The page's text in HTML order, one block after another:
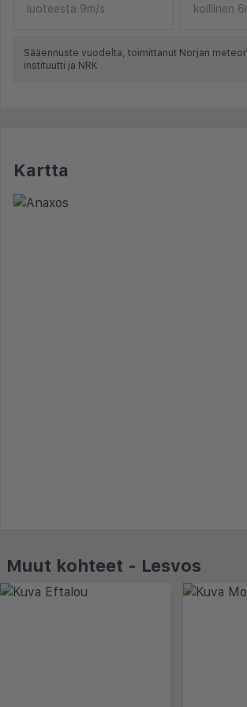
luoteesta 9m/s
koillinen
Sääennuste vuodelta, toimittanut Norjan
instituutti ja NRK
Kartta
Muut kohteet - Lesvos